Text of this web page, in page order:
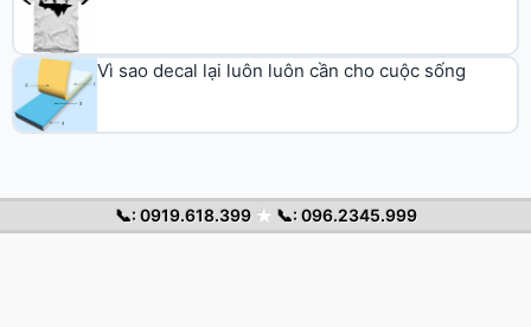
📞: 0919.618.399★ 📞: 096.2345.999
Vì sao decal lại luôn luôn cần cho cuộc sống